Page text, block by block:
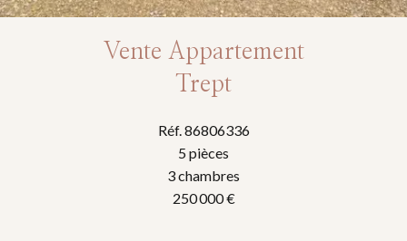
Vente Appartement
Trept
Réf. 86806336
5 pièces
3 chambres
250 000 €